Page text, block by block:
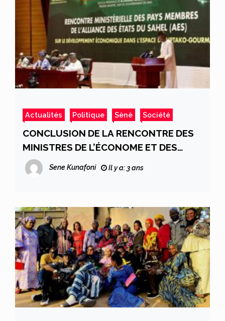
Actualités Politique Sènè Société
CONCLUSION DE LA RENCONTRE DES
MINISTRES DE L’ÉCONOME ET DES
FINANCES DES PAYS DE L’AES : Lisez ce
qu’en pensent certains de nos
Sene Kunafoni Il y a: 3 ans